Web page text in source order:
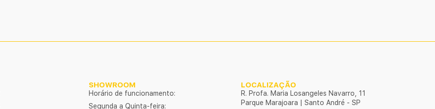
SHOWROOM
Horário de funcionamento:
Segunda a Quinta-feira:
LOCALIZAÇÃO
R. Profa. Maria Losangeles Navarro, 11
Parque Marajoara | Santo André - SP